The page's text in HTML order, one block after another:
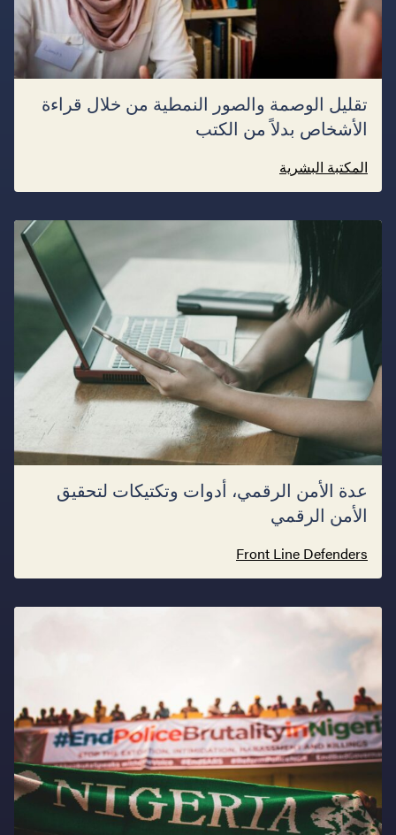
تقليل الوصمة والصور النمطية من خلال قراءة
الأشخاص بدلاً من الكتب
المكتبة البشرية
عدة الأمن الرقمي، أدوات وتكتيكات لتحقيق
الأمن الرقمي
Front Line Defenders